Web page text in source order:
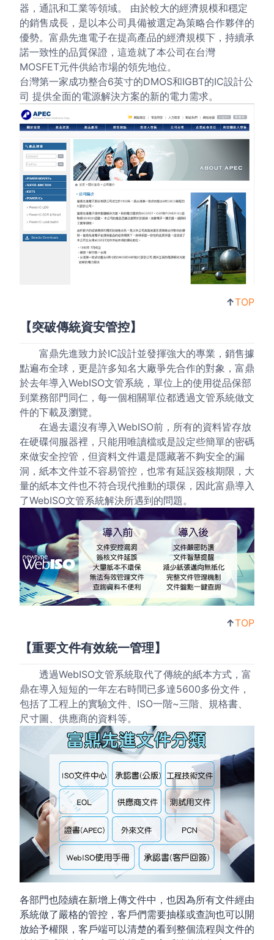
器，通訊和工業等領域。 由於較大的經濟規模和穩定
的銷售成長，是以本公司具備被選定為策略合作夥伴的
優勢。富鼎先進電子在提高產品的經濟規模下，持續承
諾一致性的品質保證，這造就了本公司在台灣
MOSFET元件供給市場的領先地位。
台灣第一家成功整合6英寸的DMOS和IGBT的IC設計公
司 提供全面的電源解決方案的新的電力需求。
↑TOP
【突破傳統資安管控】
富鼎先進致力於IC設計並發揮強大的專業，銷售據
點遍布全球，更是許多知名大廠爭先合作的對象，富鼎
於去年導入WebISO文管系統，單位上的使用從品保部
到業務部門同仁，每一個相關單位都透過文管系統做文
件的下載及瀏覽。
在過去還沒有導入WebISO前，所有的資料皆存放
在硬碟伺服器裡，只能用唯讀檔或是設定些簡單的密碼
來做安全控管，但資料文件還是隱藏著不夠安全的漏
洞，紙本文件並不容易管控，也常有延誤簽核期限，大
量的紙本文件也不符合現代推動的環保，因此富鼎導入
了WebISO文管系統解決所遇到的問題。
↑TOP
【重要文件有效統一管理】
透過WebISO文管系統取代了傳統的紙本方式，富
鼎在導入短短的一年左右時間已多達5600多份文件，
包括了工程上的實驗文件、ISO一階~三階、規格書、
尺寸圖、供應商的資料等。
各部門也陸續在新增上傳文件中，也因為所有文件經由
系統做了嚴格的管控，客戶們需要抽樣或查詢也可以開
放給予權限，客戶端可以清楚的看到整個流程與文件的